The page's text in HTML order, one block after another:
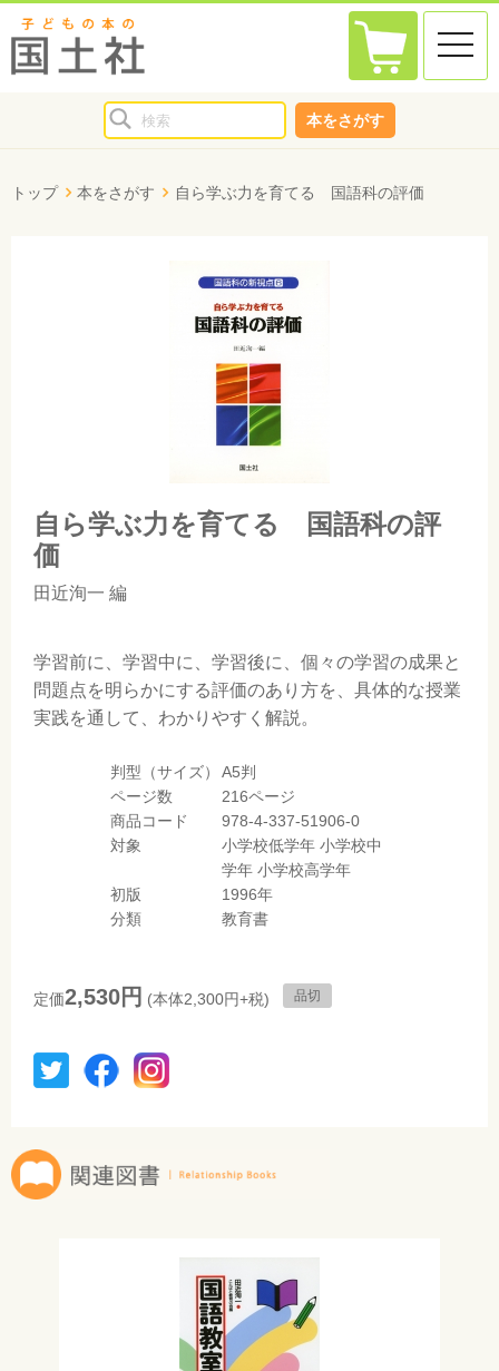
toggle
本をさがす
トップ 本をさがす 自ら学ぶ力を育てる 国語科の評価
自ら学ぶ力を育てる 国語科の評
価
田近洵一 編
学習前に、学習中に、学習後に、個々の学習の成果と
問題点を明らかにする評価のあり方を、具体的な授業
実践を通して、わかりやすく解説。
判型（サイズ）
A5判
ページ数
216ページ
商品コード
978-4-337-51906-0
対象
小学校低学年 小学校中
学年 小学校高学年
初版
1996年
分類
教育書
定価2,530円 (本体2,300円+税) 品切